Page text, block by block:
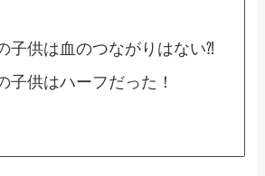
子供は血のつながりはない⁈
子供はハーフだった！